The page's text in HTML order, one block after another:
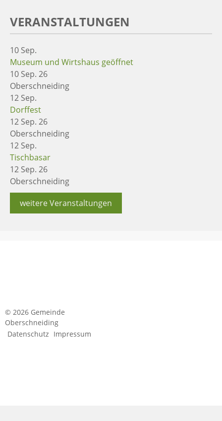
VERANSTALTUNGEN
10 Sep.
Museum und Wirtshaus geöffnet
10 Sep. 26
Oberschneiding
12 Sep.
Dorffest
12 Sep. 26
Oberschneiding
12 Sep.
Tischbasar
12 Sep. 26
Oberschneiding
weitere Veranstaltungen
© 2026 Gemeinde
Oberschneiding
Datenschutz Impressum